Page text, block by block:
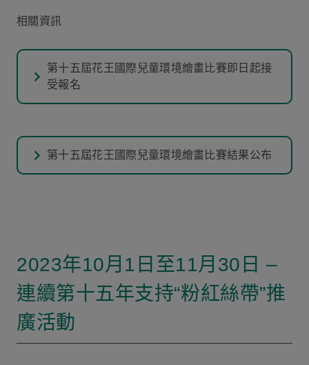
相關資訊
第十五屆花王國際兒童環境繪畫比賽即日起接
受報名
第十五屆花王國際兒童環境繪畫比賽結果公布
2023年10月1日至11月30日 –
連續第十五年支持“粉紅絲帶”推
廣活動